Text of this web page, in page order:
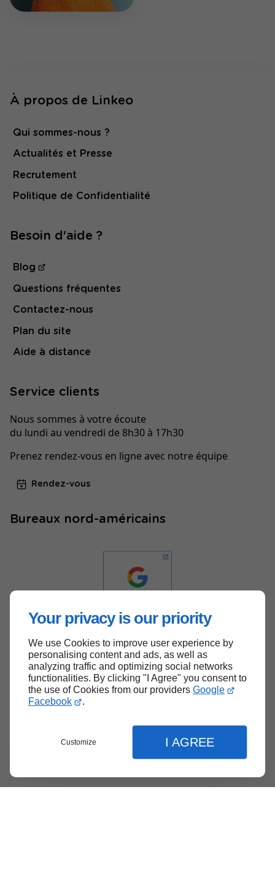
Your privacy is our priority
We use Cookies to improve user experience by
personalising content and ads, as well as
analyzing traffic and optimizing social networks
functionalities. By clicking "I Agree" you consent to
the use of Cookies from our providers Google
Facebook
.
Customize I AGREE
À propos de Linkeo
Qui sommes-nous ?
Actualités et Presse
Recrutement
Politique de Confidentialité
Besoin d'aide ?
Blog
Questions fréquentes
Contactez-nous
Plan du site
Aide à distance
Service clients
Nous sommes à votre écoute
du lundi au vendredi de 8h30 à 17h30
Prenez rendez-vous en ligne avec notre équipe
Rendez-vous
Bureaux nord-américains
Haut de page